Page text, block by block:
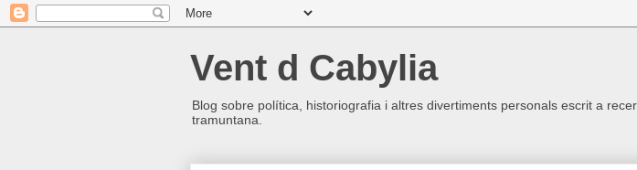
Vent d Cabylia
Blog sobre política, historiografia i altres divertiments personals escrit a
tramuntana.